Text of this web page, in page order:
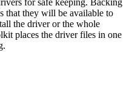
for safe keeping. Backing
that they will be available to
the driver or the whole
places the driver files in one